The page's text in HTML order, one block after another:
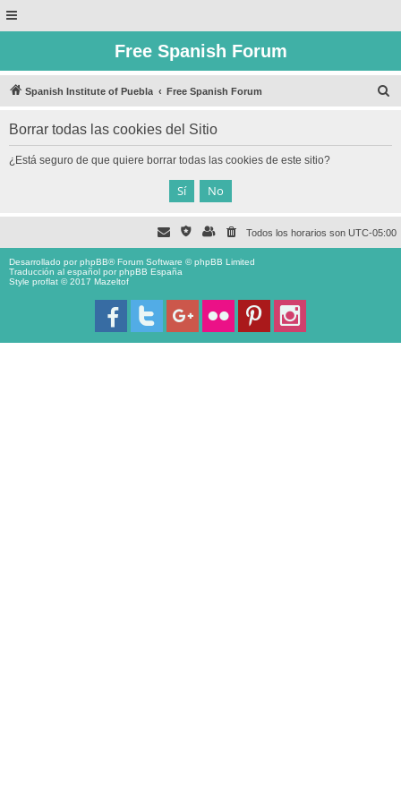
Free Spanish Forum
Spanish Institute of Puebla Free Spanish Forum
Borrar todas las cookies del Sitio
¿Está seguro de que quiere borrar todas las cookies de este sitio?
Todos los horarios son UTC-05:00
Desarrollado porphpBB® Forum Software © phpBB Limited
Traducción al español porphpBB España
Style proflat © 2017 Mazeltof